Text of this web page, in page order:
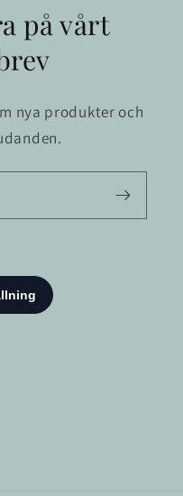
på vårt
nya produkter och